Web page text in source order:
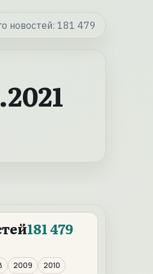
новостей: 181 479
181 479
2009
2010